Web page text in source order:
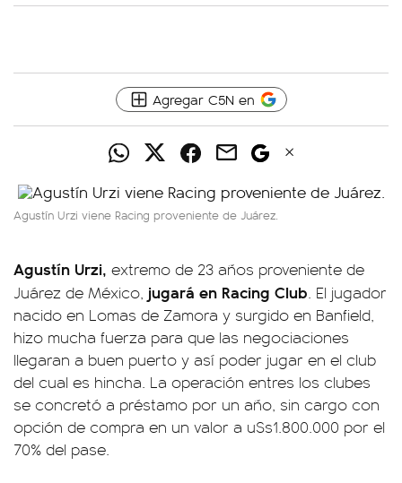
Agregar C5N en
Agustín Urzi viene Racing proveniente de Juárez.
Agustín Urzi, extremo de 23 años proveniente de
Juárez de México, jugará en Racing Club. El jugador
nacido en Lomas de Zamora y surgido en Banfield,
hizo mucha fuerza para que las negociaciones
llegaran a buen puerto y así poder jugar en el club
del cual es hincha. La operación entres los clubes
se concretó a préstamo por un año, sin cargo con
opción de compra en un valor a u$s1.800.000 por el
70% del pase.